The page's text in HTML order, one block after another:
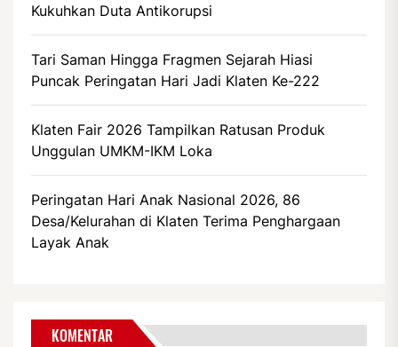
Kukuhkan Duta Antikorupsi
Tari Saman Hingga Fragmen Sejarah Hiasi
Puncak Peringatan Hari Jadi Klaten Ke-222
Klaten Fair 2026 Tampilkan Ratusan Produk
Unggulan UMKM-IKM Loka
Peringatan Hari Anak Nasional 2026, 86
Desa/Kelurahan di Klaten Terima Penghargaan
Layak Anak
KOMENTAR